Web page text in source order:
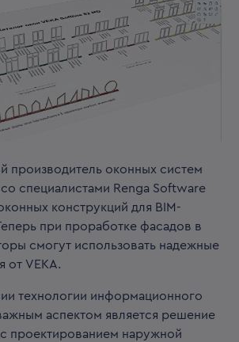
производитель оконных систем
специалистами Renga Software
конструкций для BIM-
при проработке фасадов в
смогут использовать надежные
от VEKA.
технологии информационного
аспектом является решение
с проектированием наружной